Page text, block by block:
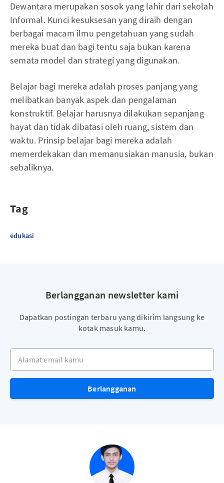
Dewantara merupakan sosok yang lahir dari sekolah
Informal. Kunci kesuksesan yang diraih dengan
berbagai macam ilmu pengetahuan yang sudah
mereka buat dan bagi tentu saja bukan karena
semata model dan strategi yang digunakan.
Belajar bagi mereka adalah proses panjang yang
melibatkan banyak aspek dan pengalaman
konstruktif. Belajar harusnya dilakukan sepanjang
hayat dan tidak dibatasi oleh ruang, sistem dan
waktu. Prinsip belajar bagi mereka adalah
memerdekakan dan memanusiakan manusia, bukan
sebaliknya.
Tag
edukasi
Berlangganan newsletter kami
Dapatkan postingan terbaru yang dikirim langsung ke
kotak masuk kamu.
Alamat email kamu
Berlangganan